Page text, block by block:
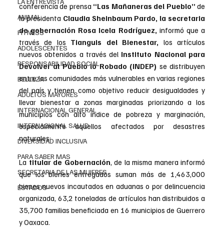
ANIMAL
FITNESS
ADOLESCENTES
RESPONSABILIDAD SOCIAL
BELLEZA
ADULTOS MAYORES
INTERNACIONAL GENERAL
INTERNACIONAL SALUD
DIVERSIDAD INCLUSIVA
PARA SABER MAS
SECRETARIA DE LAS MUJERES
ESTADOS
conferencia de prensa “Las Mañaneras del Pueblo” de
la presidenta Claudia Sheinbaum Pardo, la secretaria
de gobernación Rosa Icela Rodríguez, informó que a
través de los Tianguis del Bienestar, los artículos
nuevos obtenidos a través del Instituto Nacional para
Devolver al Pueblo lo Robado (INDEP) se distribuyen
entre las comunidades más vulnerables en varias regiones
del país y tienen como objetivo reducir desigualdades y
llevar bienestar a zonas marginadas priorizando a los
municipios con alto índice de pobreza y marginación,
especialmente aquellos afectados por desastres
naturales:
La titular de Gobernación, de la misma manera informó
que los bienes entregados suman más de 1,463,000
bienes nuevos incautados en aduanas o por delincuencia
organizada, 63,2 toneladas de artículos han distribuidos a
35,700 familias beneficiada en 16 municipios de Guerrero
y Oaxaca.